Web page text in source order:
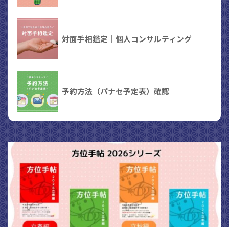
対面手相鑑定｜個人コンサルティング
予約方法（パナセ予定表）確認